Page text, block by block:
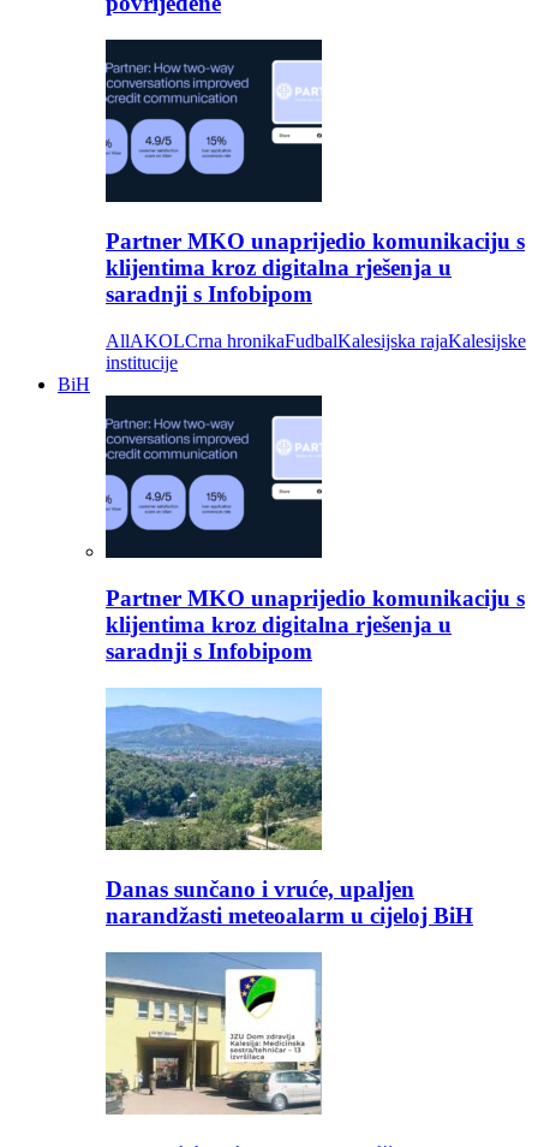
Partner MKO unaprijedio komunikaciju s
klijentima kroz digitalna rješenja u
saradnji s Infobipom
AllAKOLCrna hronikaFudbalKalesijska rajaKalesijske
institucije
BiH
Partner MKO unaprijedio komunikaciju s
klijentima kroz digitalna rješenja u
saradnji s Infobipom
Danas sunčano i vruće, upaljen
narandžasti meteoalarm u cijeloj BiH